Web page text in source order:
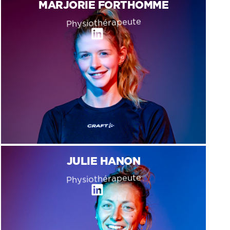
MARJORIE FORTHOMME
Physiothérapeute
Linkedin
JULIE HANON
Physiothérapeute
L
i
n